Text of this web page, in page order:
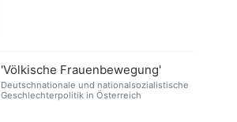
'Völkische Frauenbewegung'
Deutschnationale und nationalsozialistische
Geschlechterpolitik in Österreich